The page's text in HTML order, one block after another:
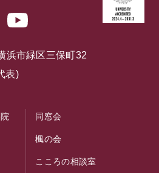
浜市緑区三保町32
表)
同窓会
楓の会
こころの相談室